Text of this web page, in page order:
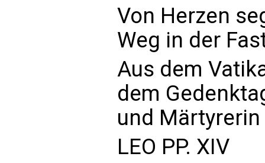
Von Herzen
Weg in der
Aus dem
dem
und
LEO PP. XIV